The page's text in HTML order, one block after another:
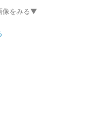
像をみる▼